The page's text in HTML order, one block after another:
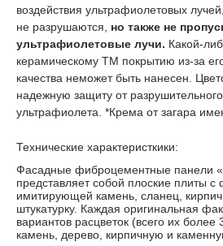
воздействия ультрафиолетовых
не разрушаются, но также не
ультрафиолетовые лучи. Какой-
керамическому TM покрытию из-за
качества неможет быть нанесен.
надежную защиту от
ультрафиолета. *Крема от загара
Технические характеристкики:
Фасадные фиброцементные панели
представляет собой плоские плиты с
имитирующей камень, сланец,
штукатурку. Каждая оригинальная
вариантов расцветок (всего их
камень, дерево, кирпичную и